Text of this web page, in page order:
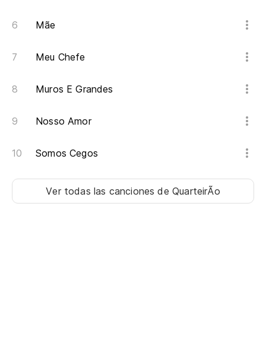
Mãe
Meu Chefe
Muros E Grandes
Nosso Amor
Somos Cegos
Ver todas las cancionesde QuarteirÃo